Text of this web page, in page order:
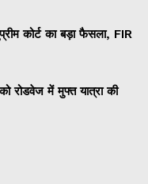
कोर्ट का बड़ा फैसला, FIR
रोडवेज में मुफ्त यात्रा की